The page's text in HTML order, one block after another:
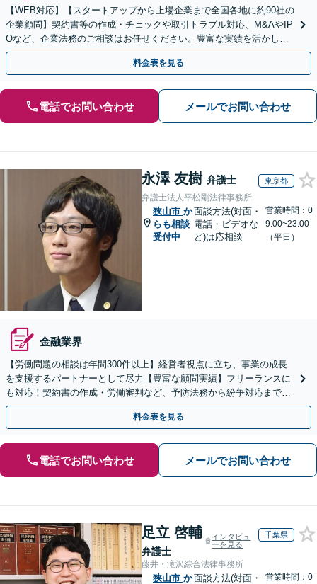
【WEB対応】【スタートアップから上場企業まで全国各地に約90社の
企業顧問】契約書等の作成・チェックや取引トラブル対応、M&AやIP
Oなど、企業法務のご相談はお任せください。豊富な実績を活かし的
確に対応を進めてまいります。
料金表を見る
電話でお問い合わせ メールでお問い合わせ
永澤 友樹 弁護士 東京都
弁護士法人平松剛法律事務所
狭山市 か
らも相談
受付中
面談方法(対面・
電話・ビデオな
ど)は応相談
営業時間：0
9:00~23:00
（平日）
金融業界
【労働問題の相談は年間300件以上】経営者視点に立ち、事業の成長
を支援するパートナーとして尽力【豊富な顧問実績】フリーランスに
も対応！契約書の作成・労働審判など、予防法務から紛争対応までお
任せください【関東全域対応】【当日・夜間休日相談可】
料金表を見る
電話でお問い合わせ メールでお問い合わせ
足立 啓輔
弁護士
インタビュ
ーを見る
千葉県
藤井・滝沢綜合法律事務所
狭山市 か面談方法(対面・
営業時間：0